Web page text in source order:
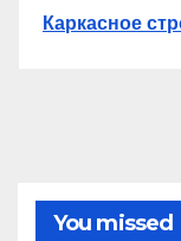
Каркасное
You missed